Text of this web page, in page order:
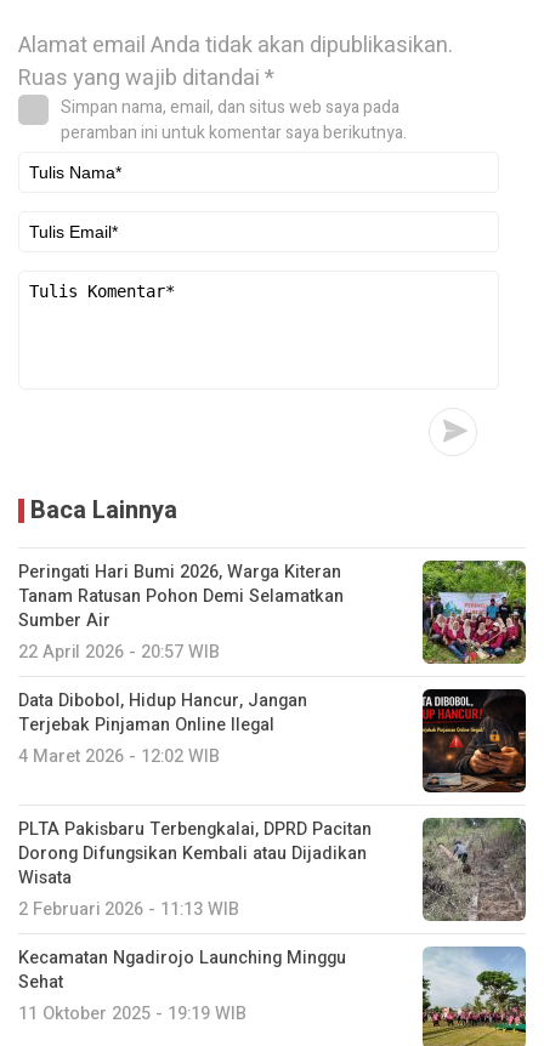
Alamat email Anda tidak akan dipublikasikan.
Ruas yang wajib ditandai*
Simpan nama, email, dan situs web saya pada
peramban ini untuk komentar saya berikutnya.
Baca Lainnya
Peringati Hari Bumi 2026, Warga Kiteran
Tanam Ratusan Pohon Demi Selamatkan
Sumber Air
22 April 2026 - 20:57 WIB
Data Dibobol, Hidup Hancur, Jangan
Terjebak Pinjaman Online Ilegal
4 Maret 2026 - 12:02 WIB
PLTA Pakisbaru Terbengkalai, DPRD Pacitan
Dorong Difungsikan Kembali atau Dijadikan
Wisata
2 Februari 2026 - 11:13 WIB
Kecamatan Ngadirojo Launching Minggu
Sehat
11 Oktober 2025 - 19:19 WIB